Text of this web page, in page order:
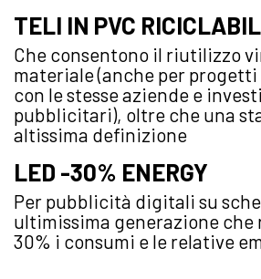
TELI IN PVC
Che consentono il riutilizzo
materiale (anche per
con le stesse aziende e
pubblicitari), oltre che una
altissima definizione
LED -30% ENERGY
Per pubblicità digitali su
ultimissima generazione che
30% i consumi e le relative